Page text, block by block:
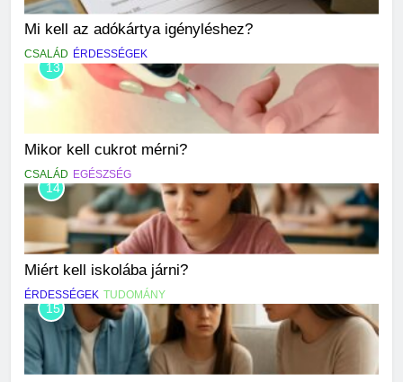
Mi kell az adókártya igényléshez?
CSALÁD ÉRDESSÉGEK
13
Mikor kell cukrot mérni?
CSALÁD EGÉSZSÉG
14
Miért kell iskolába járni?
ÉRDESSÉGEK TUDOMÁNY
15